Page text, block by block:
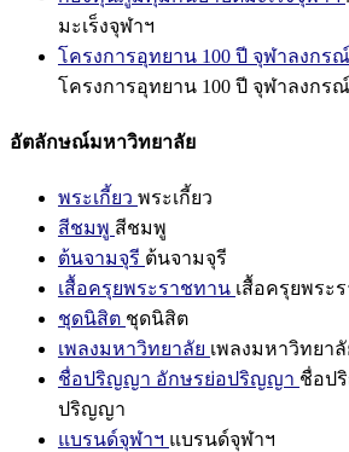
มะเร็งจุฬาฯ
โครงการอุทยาน 100 ปี จุฬาลงกร
โครงการอุทยาน 100 ปี จุฬาลงกร
อัตลักษณ์มหาวิทยาลัย
พระเกี้ยว พระเกี้ยว
สีชมพู สีชมพู
ต้นจามจุรี ต้นจามจุรี
เสื้อครุยพระราชทาน เสื้อครุยพระ
ชุดนิสิต ชุดนิสิต
เพลงมหาวิทยาลัย เพลงมหาวิทยาลั
ชื่อปริญญา อักษรย่อปริญญา ชื่อป
ปริญญา
แบรนด์จุฬาฯ แบรนด์จุฬาฯ